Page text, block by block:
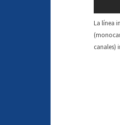
La línea
canales)